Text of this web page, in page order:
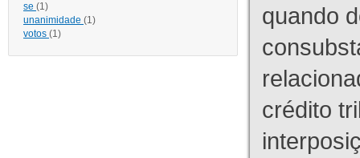
se (1)
unanimidade (1)
votos (1)
quando
crédito